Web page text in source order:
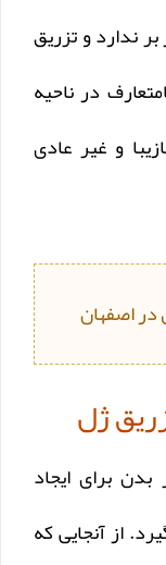
ندارد و تزریق
در ناحیه
و غیر عادی
در اصفهان
ژل
برای ایجاد
از آنجایی که